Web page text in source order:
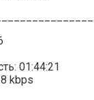
01:44:21
kbps